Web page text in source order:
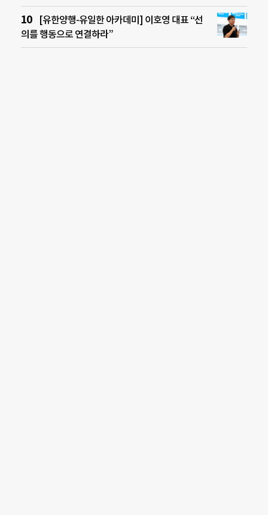
[유한양행-유일한 아카데미] 이호영 대표 “선
의를 행동으로 연결하라”